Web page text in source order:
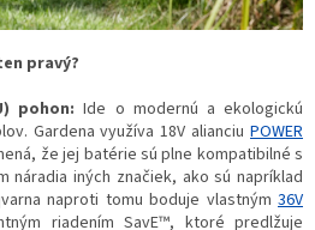
pravý?
pohon: Ide o modernú a ekologickú
Gardena využíva 18V alianciu POWER
že jej batérie sú plne kompatibilné s
náradia iných značiek, ako sú napríklad
naproti tomu boduje vlastným 36V
riadením SavE™, ktoré predlžuje